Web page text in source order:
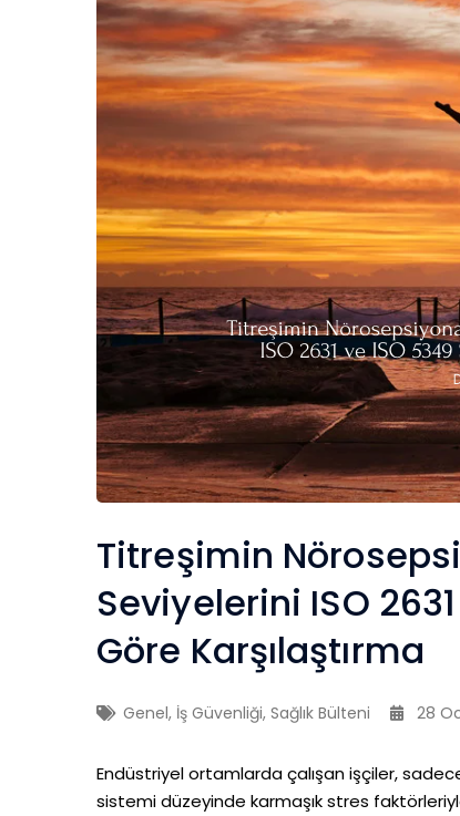
Titreşimin
Seviyelerini ISO
Göre Karşılaştırma
Genel, İş Güvenliği, Sağlık Bülteni 28
Endüstriyel ortamlarda çalışan işçiler,
sistemi düzeyinde karmaşık stres